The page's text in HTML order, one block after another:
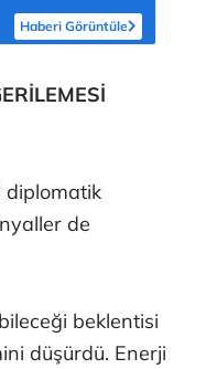
Haberi Görüntüle
diplomatik
de
beklentisi
düşürdü. Enerji